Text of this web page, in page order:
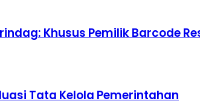
Khusus Pemilik Barcode
Tata Kelola Pemerintahan